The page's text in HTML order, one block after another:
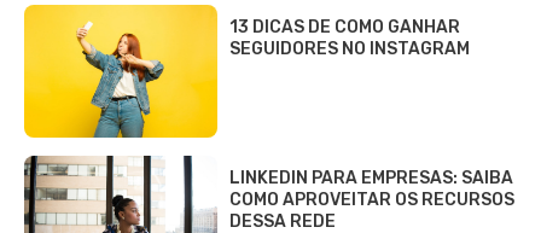
13 DICAS DE COMO GANHAR
SEGUIDORES NO INSTAGRAM
LINKEDIN PARA EMPRESAS: SAIBA
COMO APROVEITAR OS RECURSOS
DESSA REDE